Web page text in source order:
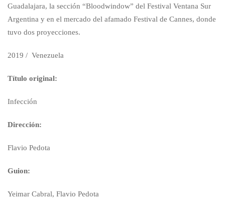
Guadalajara, la sección “Bloodwindow” del Festival Ventana Sur
Argentina y en el mercado del afamado Festival de Cannes, donde
tuvo dos proyecciones.
2019 / Venezuela
Título original:
Infección
Dirección:
Flavio Pedota
Guion:
Yeimar Cabral, Flavio Pedota